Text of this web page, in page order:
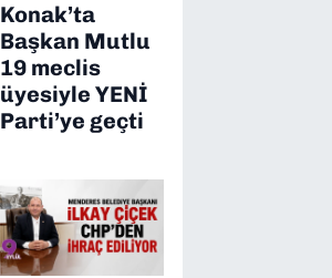
Konak’ta
Başkan Mutlu
19 meclis
üyesiyle YENİ
Parti’ye geçti